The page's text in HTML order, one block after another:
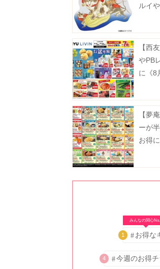
ルイ
【西
やPB
に《8
【夢
ーが
お得
みんなの関心
1 お得な
4 今週のお得